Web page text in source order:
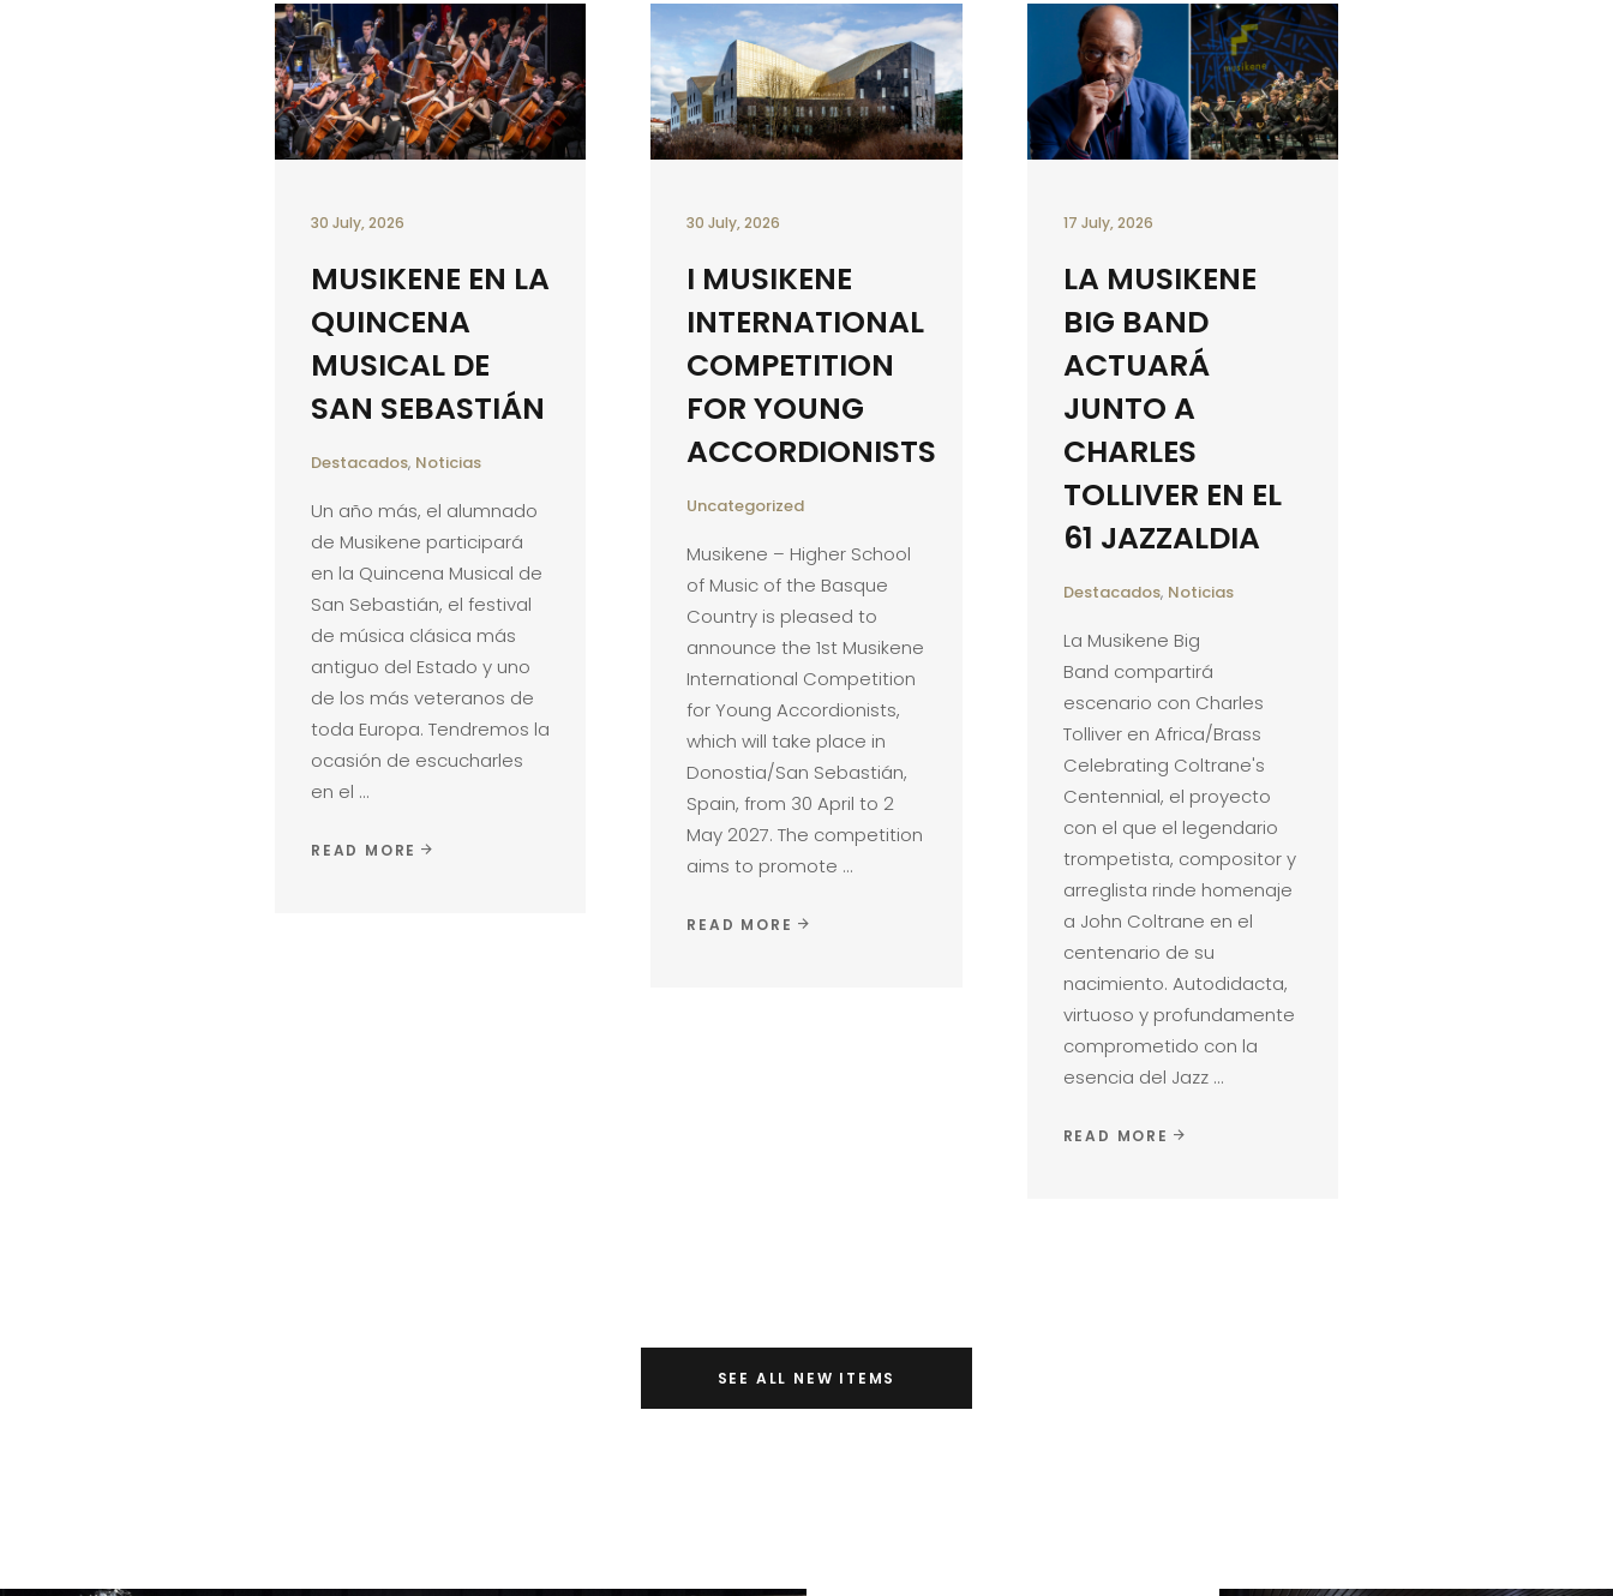
30 July, 2026
MUSIKENE EN LA
QUINCENA
MUSICAL DE
SAN SEBASTIÁN
Destacados, Noticias
Un año más, el alumnado
de Musikene participará
en la Quincena Musical de
San Sebastián, el festival
de música clásica más
antiguo del Estado y uno
de los más veteranos de
toda Europa. Tendremos la
ocasión de escucharles
en el
READ MORE
30 July, 2026
I MUSIKENE
INTERNATIONAL
COMPETITION
FOR YOUNG
ACCORDIONISTS
Uncategorized
Musikene – Higher School
of Music of the Basque
Country is pleased to
announce the 1st Musikene
International Competition
for Young Accordionists,
which will take place in
Donostia/San Sebastián,
Spain, from 30 April to 2
May 2027. The competition
aims to promote
READ MORE
17 July, 2026
LA MUSIKENE
BIG BAND
ACTUARÁ
JUNTO A
CHARLES
TOLLIVER EN EL
61 JAZZALDIA
Destacados, Noticias
La Musikene Big
Band compartirá
escenario con Charles
Tolliver en Africa/Brass
Celebrating Coltrane's
Centennial, el proyecto
con el que el legendario
trompetista, compositor y
arreglista rinde homenaje
a John Coltrane en el
centenario de su
nacimiento. Autodidacta,
virtuoso y profundamente
comprometido con la
esencia del Jazz
READ MORE
SEE ALL NEW ITEMS